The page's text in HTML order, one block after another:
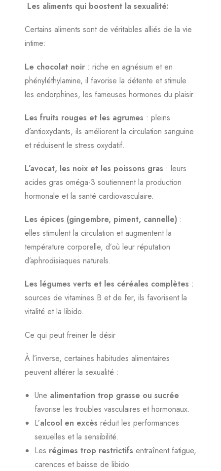
Les aliments qui boostent la sexualité:
Certains aliments sont de véritables alliés de la vie
intime:
Le chocolat noir : riche en agnésium et en
phényléthylamine, il favorise la détente et stimule
les endorphines, les fameuses hormones du plaisir.
Les fruits rouges et les agrumes : pleins
d’antioxydants, ils améliorent la circulation sanguine
et réduisent le stress oxydatif.
L’avocat, les noix et les poissons gras : leurs
acides gras oméga-3 soutiennent la production
hormonale et la santé cardiovasculaire.
Les épices (gingembre, piment, cannelle) :
elles stimulent la circulation et augmentent la
température corporelle, d’où leur réputation
d’aphrodisiaques naturels.
Les légumes verts et les céréales complètes :
sources de vitamines B et de fer, ils favorisent la
vitalité et la libido.
Ce qui peut freiner le désir
À l’inverse, certaines habitudes alimentaires
peuvent altérer la sexualité :
Une alimentation trop grasse ou sucrée
favorise les troubles vasculaires et hormonaux.
L’alcool en excès réduit les performances
sexuelles et la sensibilité.
Les régimes trop restrictifs entraînent fatigue,
carences et baisse de libido.